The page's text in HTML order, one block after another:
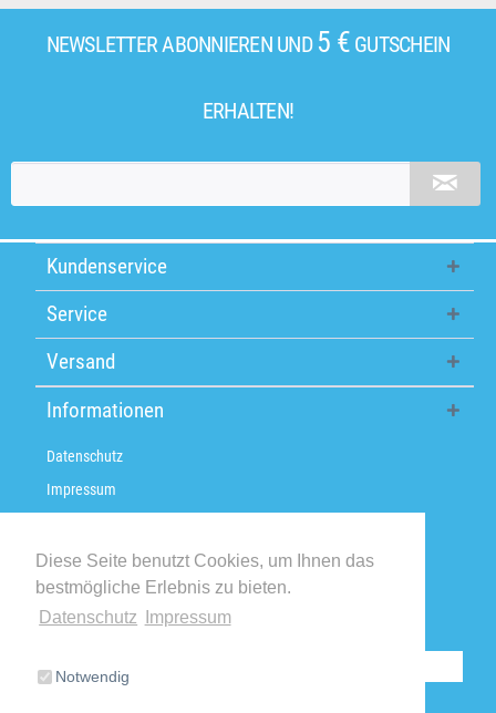
Diese Seite benutzt Cookies, um Ihnen das
bestmögliche Erlebnis zu bieten.
Datenschutz
Impressum
Notwendig
NEWSLETTER ABONNIEREN UND 5 €GUTSCHEIN
ERHALTEN!
Kundenservice
Service
Informationen
Datenschutz
Impressum
Versandkosten / Lieferzeiten
Widerrufsbelehrung
Retoure
Versand